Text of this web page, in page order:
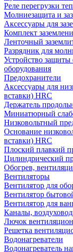
Реле перегрузки
Молниезащита и
Аксессуары для
Комплект
Ленточный
Разрядник для
Устройство защиты
оборудования
Предохранители
Аксессуары для
вставки) HRC
Держатель
Миниатюрный
Низковольтный
Основание
вставки) HRC
Плоский плавкий
Цилиндрический
Обогрев,
Вентиляторы
Вентилятор для
Вентилятор
Вентилятор для
Каналы,
Лючок
Решетка
Водонагреватели
Водонагреватель